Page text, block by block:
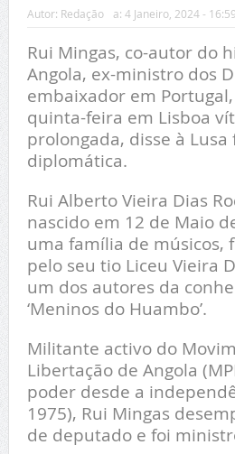
Autor: Redação a: 4 Janeiro, 2024 - 16:59
Rui Mingas, co-autor do
Angola, ex-ministro dos
embaixador em
quinta-feira em Lisboa
prolongada, disse à Lusa
diplomática.
Rui Alberto Vieira Dias
nascido em 12 de Maio
uma família de músicos,
pelo seu tio Liceu Vieira
um dos autores da
‘Meninos do Huambo’.
Militante activo do
Libertação de Angola
poder desde a
1975), Rui Mingas
de deputado e foi